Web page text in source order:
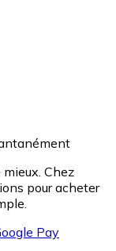
Chez
pour acheter
Pay